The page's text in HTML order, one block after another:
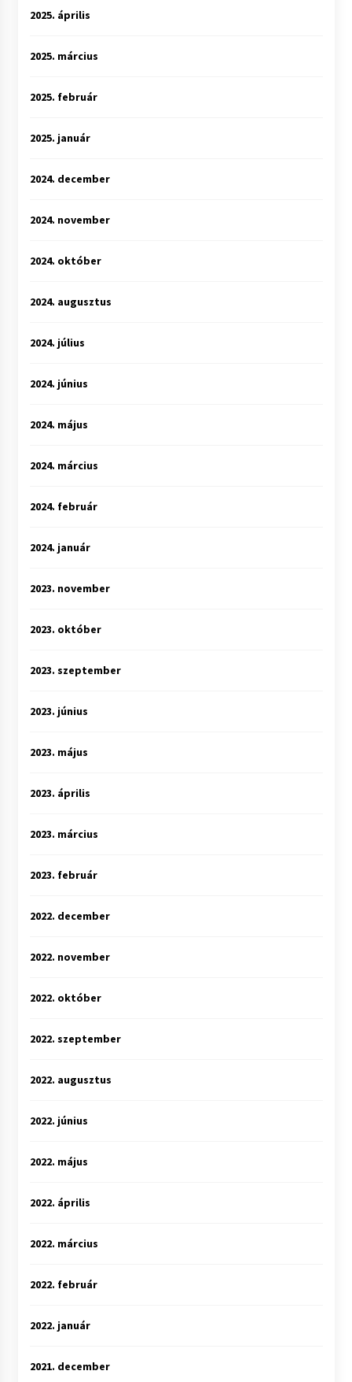
2025. április
2025. március
2025. február
2025. január
2024. december
2024. november
2024. október
2024. augusztus
2024. július
2024. június
2024. május
2024. március
2024. február
2024. január
2023. november
2023. október
2023. szeptember
2023. június
2023. május
2023. április
2023. március
2023. február
2022. december
2022. november
2022. október
2022. szeptember
2022. augusztus
2022. június
2022. május
2022. április
2022. március
2022. február
2022. január
2021. december